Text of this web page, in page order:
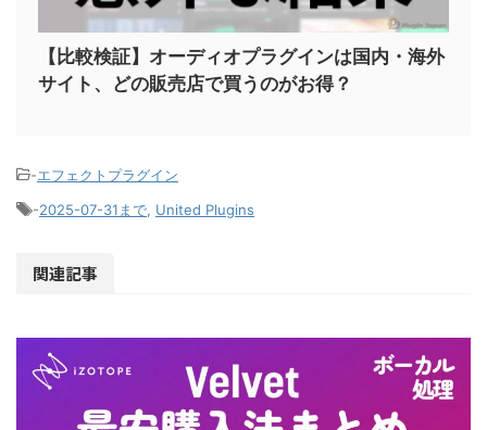
【比較検証】オーディオプラグインは国内・海外
サイト、どの販売店で買うのがお得？
-エフェクトプラグイン
-2025-07-31まで United Plugins
関連記事